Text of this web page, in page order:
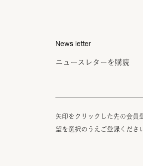
News letter
ニュースレターを購読
矢印をクリックした先の会員
望を選択のうえご登録くださ